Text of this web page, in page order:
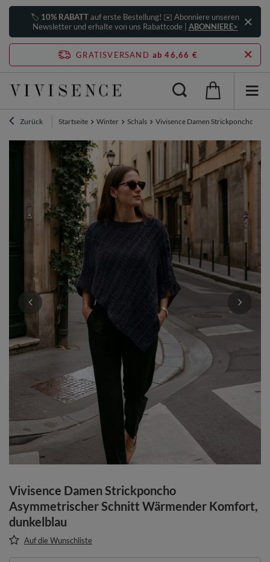
🏷️ 10% RABATTauf erste Bestellung! ✉️ Abonniere unseren
Newsletter und erhalte von uns Rabattcode | ABONNIERE>
GRATISVERSAND ab 46,66 €
Zurück Startseite Winter Schals Vivisence Damen Strickponcho
Vivisence Damen Strickponcho
Asymmetrischer Schnitt Wärmender Komfort,
dunkelblau
Auf die Wunschliste